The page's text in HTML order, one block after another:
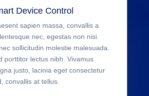
Device Control
sapien massa, convallis a
nec, egestas non nisi.
sollicitudin molestie malesuada.
porttitor lectus nibh. Vivamus
justo, lacinia eget consectetur
convallis at tellus.